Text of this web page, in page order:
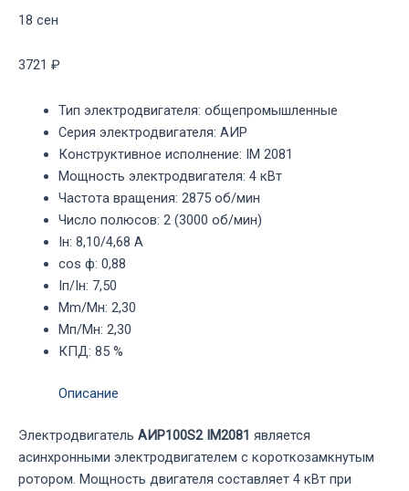
18 сен
3721 ₽
Тип электродвигателя: общепромышленные
Серия электродвигателя: АИР
Конструктивное исполнение: IM 2081
Мощность электродвигателя: 4 кВт
Частота вращения: 2875 об/мин
Число полюсов: 2 (3000 об/мин)
Iн: 8,10/4,68 А
cos ф: 0,88
Iп/Iн: 7,50
Mm/Mн: 2,30
Mп/Mн: 2,30
КПД: 85 %
Описание
Электродвигатель АИР100S2 IM2081 является
асинхронными электродвигателем с короткозамкнутым
ротором. Мощность двигателя составляет 4 кВт при